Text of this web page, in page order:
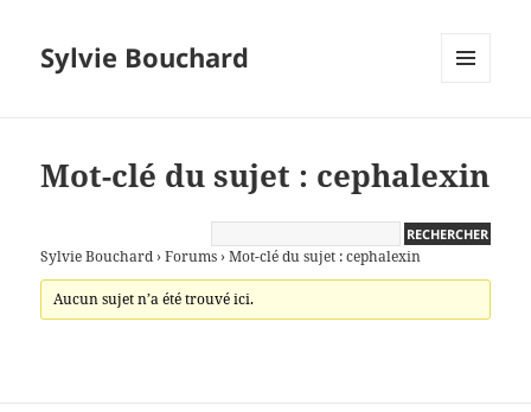
Sylvie Bouchard
Mot-clé du sujet : cephalexin
Sylvie Bouchard › Forums › Mot-clé du sujet : cephalexin
Aucun sujet n’a été trouvé ici.